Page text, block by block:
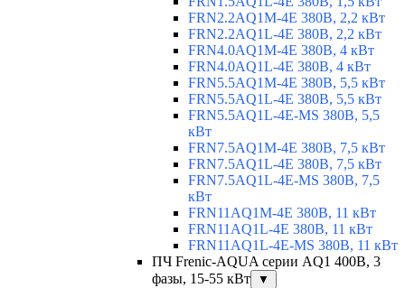
FRN2.2AQ1M-4E 380В, 2,2 кВт
FRN2.2AQ1L-4E 380В, 2,2 кВт
FRN4.0AQ1M-4E 380В, 4 кВт
FRN4.0AQ1L-4E 380В, 4 кВт
FRN5.5AQ1M-4E 380В, 5,5 кВт
FRN5.5AQ1L-4E 380В, 5,5 кВт
FRN5.5AQ1L-4E-MS 380В, 5,5
кВт
FRN7.5AQ1M-4E 380В, 7,5 кВт
FRN7.5AQ1L-4E 380В, 7,5 кВт
FRN7.5AQ1L-4E-MS 380В, 7,5
кВт
FRN11AQ1M-4E 380В, 11 кВт
FRN11AQ1L-4E 380В, 11 кВт
FRN11AQ1L-4E-MS 380В, 11 кВт
ПЧ Frenic-AQUA серии AQ1 400В, 3
фазы, 15-55 кВт
▼